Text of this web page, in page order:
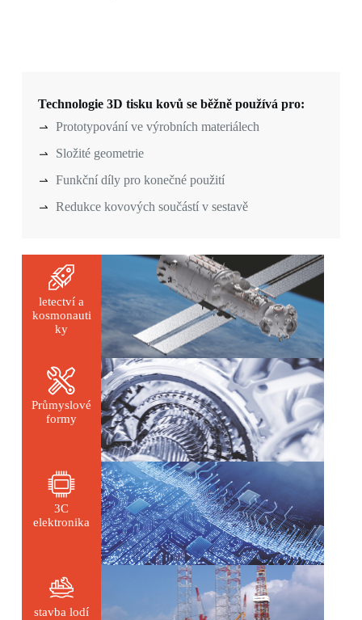
Technologie 3D tisku kovů se běžně používá pro:
Prototypování ve výrobních materiálech
Složité geometrie
Funkční díly pro konečné použití
Redukce kovových součástí v sestavě
letectví a
kosmonauti
ky
Průmyslové
formy
3C
elektronika
stavba lodí